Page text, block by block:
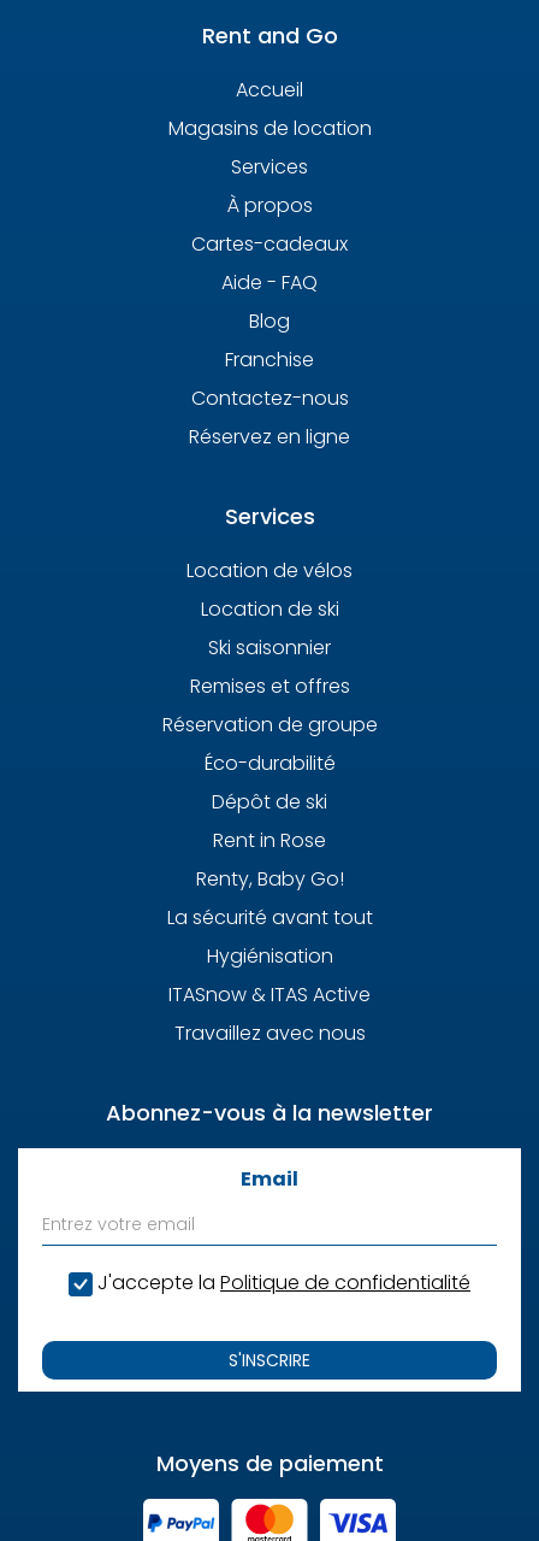
Rent and Go
Accueil
Magasins de location
Services
À propos
Cartes-cadeaux
Aide - FAQ
Blog
Franchise
Contactez-nous
Réservez en ligne
Services
Location de vélos
Location de ski
Ski saisonnier
Remises et offres
Réservation de groupe
Éco-durabilité
Dépôt de ski
Rent in Rose
Renty, Baby Go!
La sécurité avant tout
Hygiénisation
ITASnow & ITAS Active
Travaillez avec nous
Abonnez-vous à la newsletter
Email
J'accepte la Politique de confidentialité
S'INSCRIRE
Moyens de paiement